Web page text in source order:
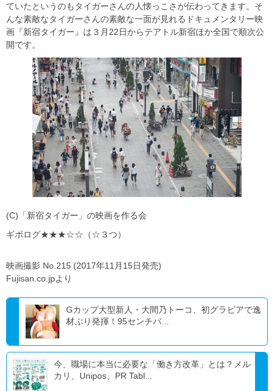
ていたというのもタイガーさんの人懐っこさが伝わってきます。そ
んな素敵なタイガーさんの素敵な一面が見れるドキュメンタリー映
画『新宿タイガー』は３月22日からテアトル新宿ほか全国で順次公
開です。
(C)「新宿タイガー」の映画を作る会
ギボログ★★★☆☆（☆３つ）
映画撮影 No.215 (2017年11月15日発売)
Fujisan.co.jpより
Gカップ大型新人・大間乃トーコ、初グラビアで逸
材ぶり発揮！95センチバ...
今、職場に本当に必要な「働き方改革」とは？メル
カリ、Unipos、PR Tabl...